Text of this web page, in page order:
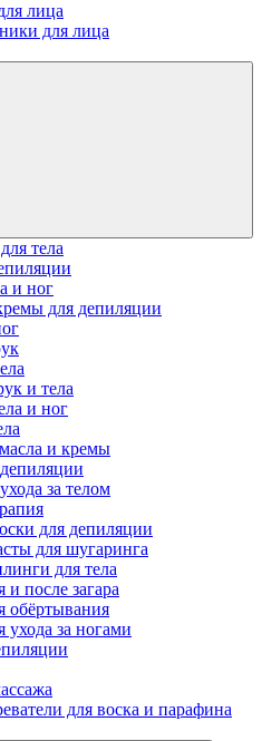
лица
для лица
тела
и ног
для депиляции
и тела
и ног
и кремы
за телом
для депиляции
для шугаринга
для тела
и после загара
обёртывания
ухода за ногами
для воска и парафина